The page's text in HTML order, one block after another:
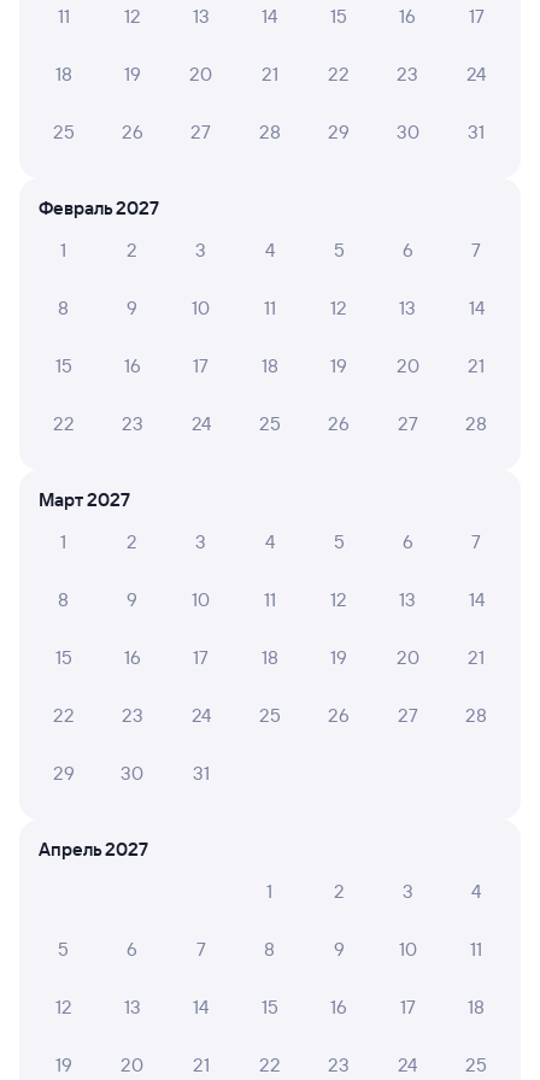
Железнодорожные билеты до Лопчи
Мы используем cookies для более удобной работы
11 12 13 14 15 16 17
18 19 20 21 22 23 24
25 26 27 28 29 30 31
Февраль 2027
1
2 3 4 5 6 7
8 9 10 11 12 13 14
15 16 17 18 19 20 21
22 23 24 25 26 27 28
Март 2027
1
2 3 4 5 6 7
8 9 10 11 12 13 14
15 16 17 18 19 20 21
22 23 24 25 26 27 28
29 30 31
Апрель 2027
1
2 3 4
5 6 7 8 9 10 11
12 13 14 15 16 17 18
19 20 21 22 23 24 25